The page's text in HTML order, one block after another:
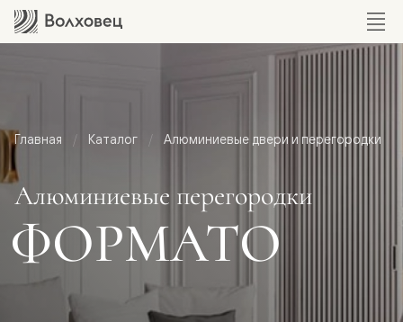
Главная Каталог Алюминиевые двери и перегородки
Алюминиевые перегородки
ФОРМАТО